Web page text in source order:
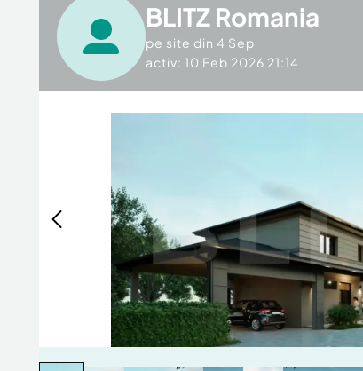
BLITZ Romania
pe site din 4 Sep
activ: 10 Feb 2026 21:14